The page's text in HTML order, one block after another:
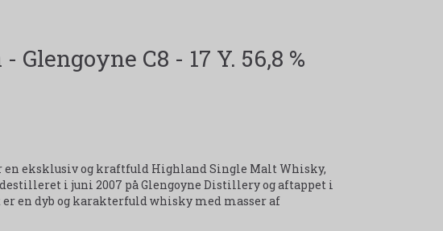
C8 - 17 Y. 56,8 %
en eksklusiv og kraftfuld Highland Single Malt Whisky,
i juni 2007 på Glengoyne Distillery og aftappet i
en dyb og karakterfuld whisky med masser af